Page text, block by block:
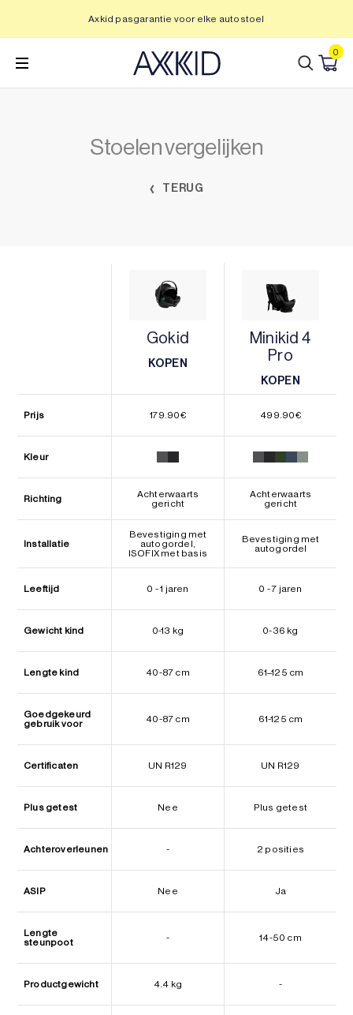
inhoud
Axkid pasgarantie voor elke autostoel
0
Stoelen vergelijken
TERUG
Gokid
KOPEN
Minikid 4
Pro
KOPEN
KOPEN
Prijs 179.90€ 499.90€
Kleur
Richting
Achterwaarts
gericht
Achterwaarts
gericht
Installatie
Bevestiging met
autogordel,
ISOFIX met basis
Bevestiging met
autogordel
Leeftijd 0 - 1 jaren 0 - 7 jaren
Gewicht kind 0-13 kg 0-36 kg
Lengte kind 40-87 cm 61–125 cm
Goedgekeurd
gebruik voor
40-87 cm 61-125 cm
Certificaten UN R129 UN R129
Plus getest Nee Plus getest
Achteroverleunen - 2 posities
ASIP Nee Ja
Lengte
steunpoot
- 14-50 cm
Productgewicht 4.4 kg -